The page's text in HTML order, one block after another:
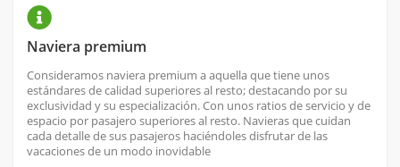
Naviera premium
Consideramos naviera premium a aquella que tiene unos
estándares de calidad superiores al resto; destacando por su
exclusividad y su especialización. Con unos ratios de servicio y de
espacio por pasajero superiores al resto. Navieras que cuidan
cada detalle de sus pasajeros haciéndoles disfrutar de las
vacaciones de un modo inovidable